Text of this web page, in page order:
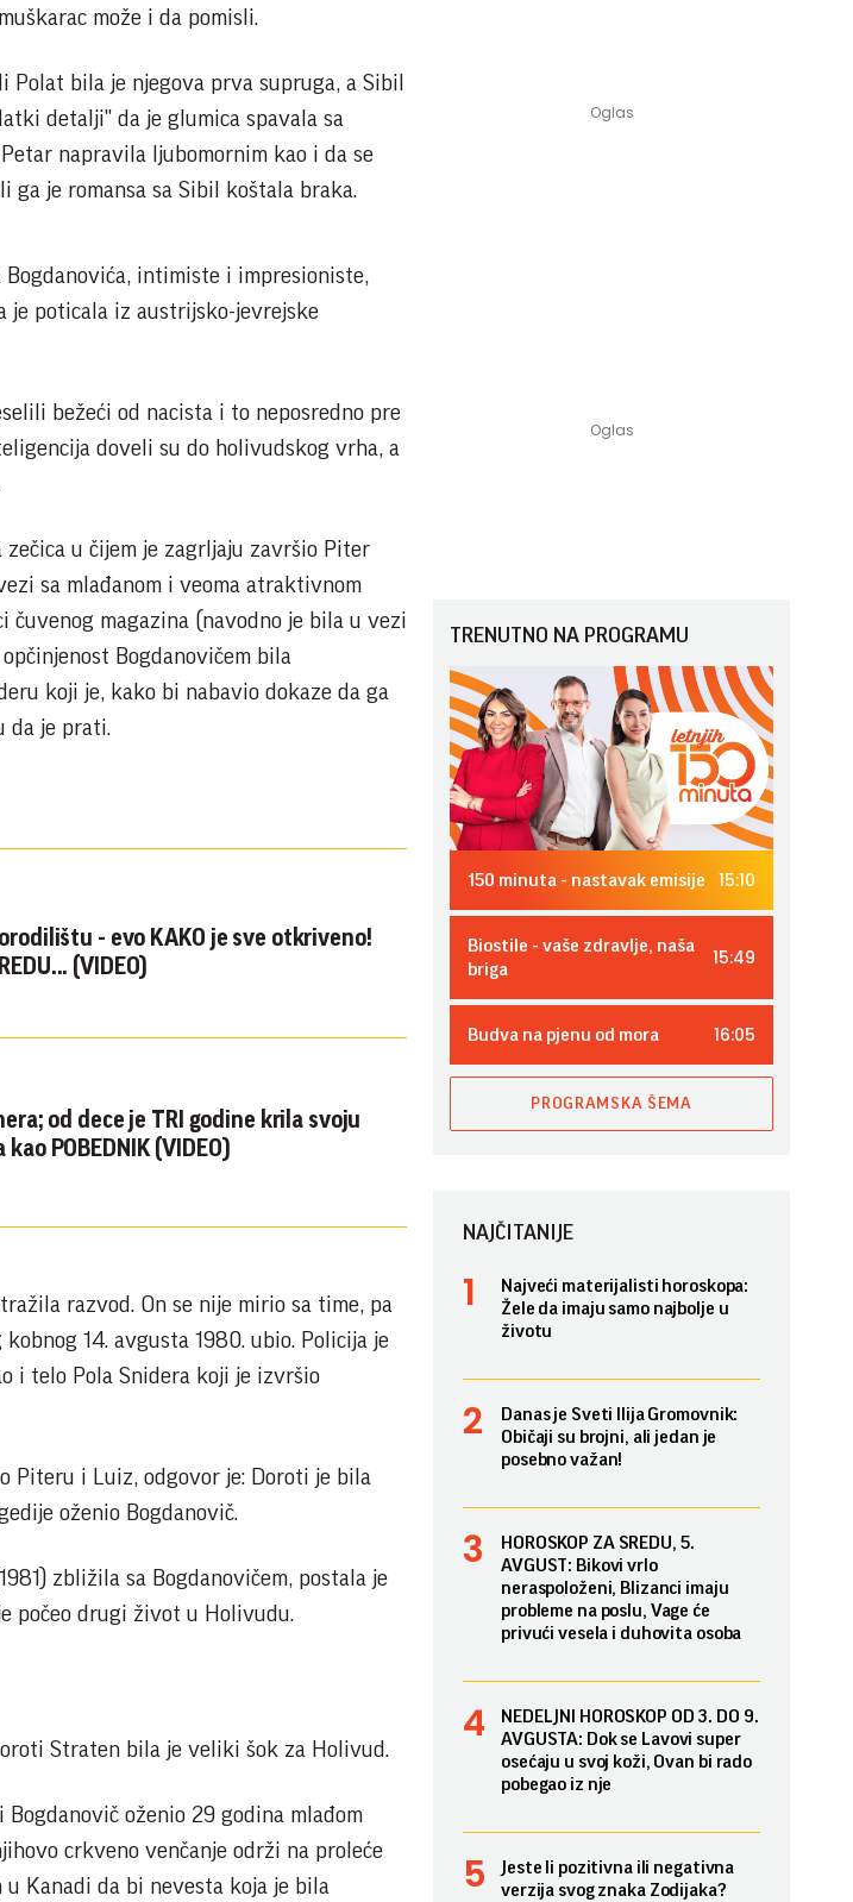
može i da pomisli.
Polat bila je njegova prva supruga, a Sibil
detalji" da je glumica spavala sa
napravila ljubomornim kao i da se
ga je romansa sa Sibil koštala braka.
intimiste i impresioniste,
je poticala iz austrijsko-jevrejske
bežeći od nacista i to neposredno pre
doveli su do holivudskog vrha, a
u čijem je zagrljaju završio Piter
sa mlađanom i veoma atraktivnom
magazina (navodno je bila u vezi
Bogdanovičem bila
koji je, kako bi nabavio dokaze da ga
da je prati.
- evo KAKO je sve otkriveno!
(VIDEO)
od dece je TRI godine krila svoju
POBEDNIK (VIDEO)
razvod. On se nije mirio sa time, pa
14. avgusta 1980. ubio. Policija je
i telo Pola Snidera koji je izvršio
Piteru i Luiz, odgovor je: Doroti je bila
oženio Bogdanovič.
zbližila sa Bogdanovičem, postala je
počeo drugi život u Holivudu.
Straten bila je veliki šok za Holivud.
oženio 29 godina mlađom
crkveno venčanje održi na proleće
Kanadi da bi nevesta koja je bila
TRENUTNO NA PROGRAMU
150 minuta - nastavak emisije 15:10
Biostile - vaše zdravlje, naša
briga
15:49
Budva na pjenu od mora 16:05
PROGRAMSKA ŠEMA
NAJČITANIJE
Najveći materijalisti horoskopa:
Žele da imaju samo najbolje u
životu
Danas je Sveti Ilija Gromovnik:
Običaji su brojni, ali jedan je
posebno važan!
HOROSKOP ZA SREDU, 5.
AVGUST: Bikovi vrlo
neraspoloženi, Blizanci imaju
probleme na poslu, Vage će
privući vesela i duhovita osoba
NEDELJNI HOROSKOP OD 3. DO 9.
AVGUSTA: Dok se Lavovi super
osećaju u svoj koži, Ovan bi rado
pobegao iz nje
Jeste li pozitivna ili negativna
verzija svog znaka Zodijaka?